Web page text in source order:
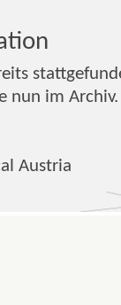
nun im Archiv.
Austria